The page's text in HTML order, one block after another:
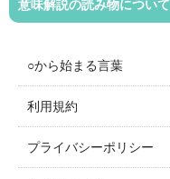
意味解説の読み物について
○から始まる言葉
利用規約
プライバシーポリシー